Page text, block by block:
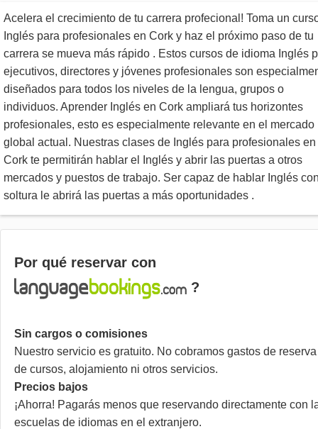
Acelera el crecimiento de tu carrera profecional! Toma un
Inglés para profesionales en Cork y haz el próximo paso de tu
carrera se mueva más rápido . Estos cursos de idioma Inglés
ejecutivos, directores y jóvenes profesionales son
diseñados para todos los niveles de la lengua, grupos o
individuos. Aprender Inglés en Cork ampliará tus horizontes
profesionales, esto es especialmente relevante en el mercado
global actual. Nuestras clases de Inglés para profesionales en
Cork te permitirán hablar el Inglés y abrir las puertas a otros
mercados y puestos de trabajo. Ser capaz de hablar Inglés
soltura le abrirá las puertas a más oportunidades .
Por qué reservar con
?
Sin cargos o comisiones
Nuestro servicio es gratuito. No cobramos gastos de reserva
de cursos, alojamiento ni otros servicios.
Precios bajos
¡Ahorra! Pagarás menos que reservando directamente con
escuelas de idiomas en el extranjero.